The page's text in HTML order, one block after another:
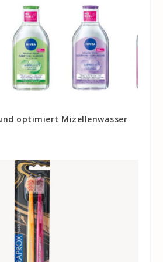
optimiert Mizellenwasser